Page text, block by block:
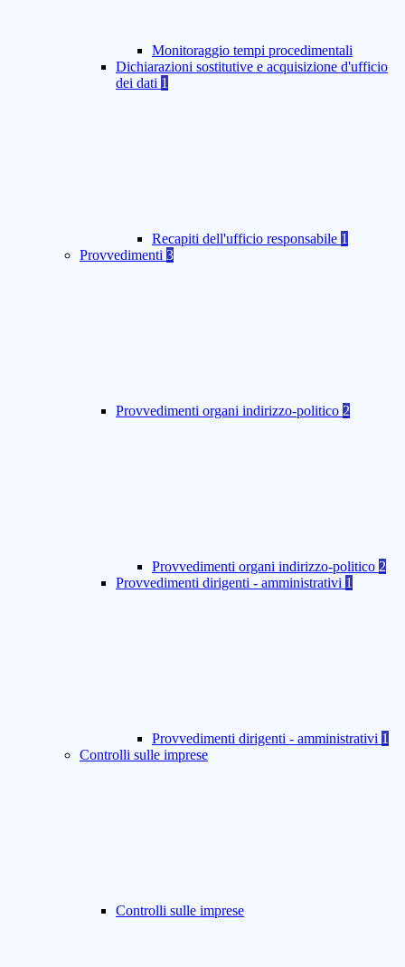
Monitoraggio tempi procedimentali
Dichiarazioni sostitutive e acquisizione d'ufficio
dei dati 1
Recapiti dell'ufficio responsabile 1
Provvedimenti 3
Provvedimenti organi indirizzo-politico 2
Provvedimenti organi indirizzo-politico 2
Provvedimenti dirigenti - amministrativi 1
Provvedimenti dirigenti - amministrativi 1
Controlli sulle imprese
Controlli sulle imprese